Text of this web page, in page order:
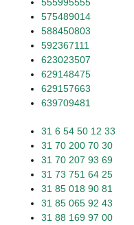
575489014
588450803
592367111
623023507
629148475
629157663
639709481
31 6 54 50 12 33
31 70 200 70 30
31 70 207 93 69
31 73 751 64 25
31 85 018 90 81
31 85 065 92 43
31 88 169 97 00